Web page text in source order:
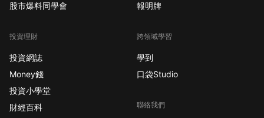
股市爆料同學會
投資理財
投資網誌
Money錢
投資小學堂
財經百科
報明牌
跨領域學習
學到
口袋Studio
聯絡我們